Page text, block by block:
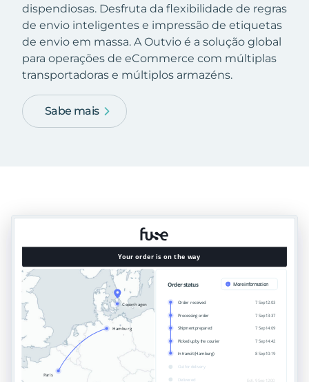
dispendiosas. Desfruta da flexibilidade de regras
de envio inteligentes e impressão de etiquetas
de envio em massa. A Outvio é a solução global
para operações de eCommerce com múltiplas
transportadoras e múltiplos armazéns.
Sabe mais